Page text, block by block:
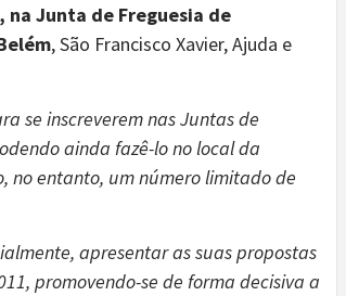
na Junta de Freguesia de
, São Francisco Xavier, Ajuda e
se inscreverem nas Juntas de
ainda fazê-lo no local da
no entanto, um número limitado de
apresentar as suas propostas
promovendo-se de forma decisiva a